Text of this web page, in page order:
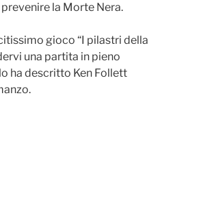
la Morte Nera.
gioco “I pilastri della
una partita in pieno
ha descritto Ken Follett